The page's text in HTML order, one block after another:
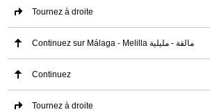
Tournez à droite
Continuez sur Málaga - Melilla مالقة - مليلية
Continuez
Tournez à droite